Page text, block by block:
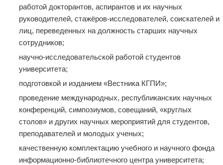
работой докторантов, аспирантов и их научных
руководителей, стажёров-исследователей, соискателей и
лиц, переведенных на должность старших научных
сотрудников;
научно-исследовательской работой студентов
университета;
подготовкой и изданием «Вестника КГПИ»;
проведение международных, республиканских научных
конференций, симпозиумов, совещаний, «круглых
столов» и других научных мероприятий для студентов,
преподавателей и молодых ученых;
качественную комплектацию учебного и научного фонда
информационно-библиотечного центра университета;